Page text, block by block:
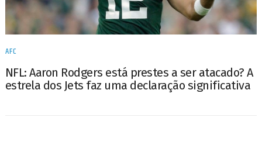
AFC
NFL: Aaron Rodgers está prestes a ser atacado? A
estrela dos Jets faz uma declaração significativa